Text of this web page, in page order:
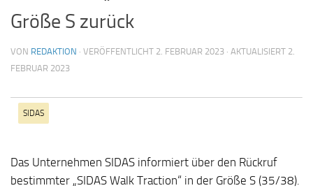
Größe S zurück
VON REDAKTION · VERÖFFENTLICHT 2. FEBRUAR 2023 · AKTUALISIERT 2.
FEBRUAR 2023
SIDAS
Das Unternehmen SIDAS informiert über den Rückruf
bestimmter „SIDAS Walk Traction“ in der Größe S (35/38).